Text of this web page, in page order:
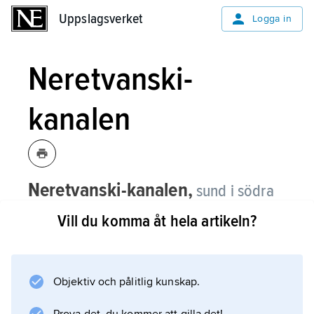
Uppslagsverket Logga in
Neretvanski-
kanalen
Neretvanski-kanalen, sund i södra
Bosnien och Hercegovina; för
belägenhet se landskartaBosnien och
Vill du komma åt hela artikeln?
Objektiv och pålitlig kunskap.